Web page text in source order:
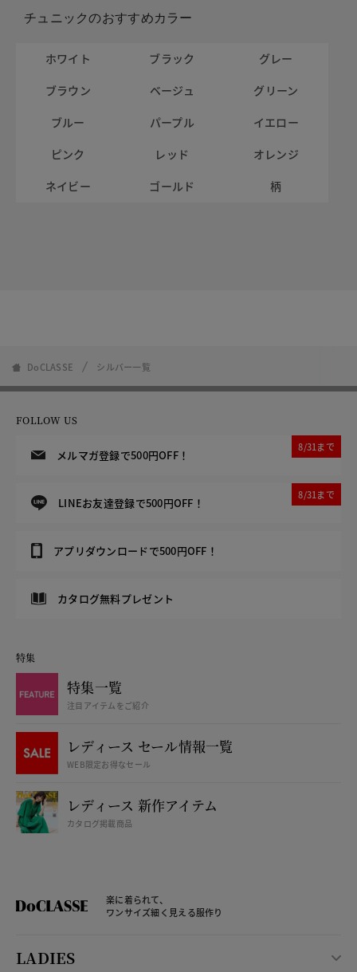
チュニックのおすすめカラー
ホワイト ブラック
グレー
ブラウン
ベージュ
グリーン
ブルー
パープル
イエロー
ピンク
レッド
オレンジ
ネイビー
ゴールド 柄
DoCLASSE シルバー一覧
FOLLOW US
メルマガ登録で500円OFF！
8/31まで
LINEお友達登録で500円OFF！
8/31まで
アプリダウンロードで500円OFF！
カタログ無料プレゼント
特集
特集一覧
注目アイテムをご紹介
レディース セール情報一覧
WEB限定お得なセール
レディース 新作アイテム
カタログ掲載商品
楽に着られて、
ワンサイズ細く見える服作り
LADIES